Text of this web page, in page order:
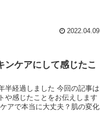
2022.04.09
ンケアにして感じたこ
半経過しました 今回の記事は
や感じたことをお伝えします
アで本当に大丈夫？肌の変化